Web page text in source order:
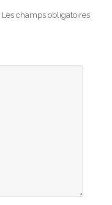
Les champs obligatoires